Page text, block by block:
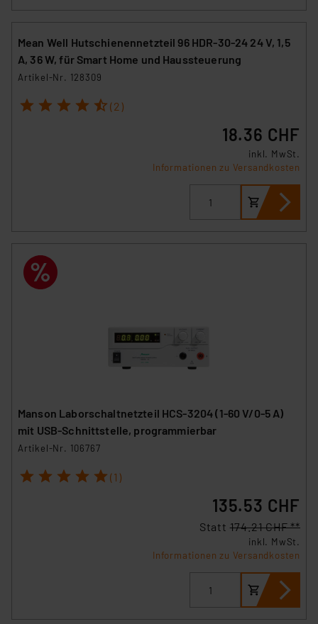
Mean Well Hutschienennetzteil 96 HDR-30-24 24 V, 1,5
A, 36 W, für Smart Home und Haussteuerung
Artikel-Nr. 128309
1 2 3 4 5 (2)
18.36 CHF
inkl. MwSt.
Informationen zu Versandkosten
Manson Laborschaltnetzteil HCS-3204 (1-60 V/0-5 A)
mit USB-Schnittstelle, programmierbar
Artikel-Nr. 106767
1 2 3 4 5 (1)
135.53 CHF
Statt174.21 CHF **
inkl. MwSt.
Informationen zu Versandkosten